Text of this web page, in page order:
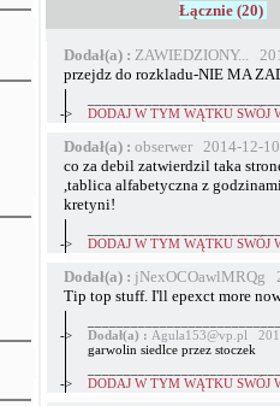
Łącznie (20)
Dodał(a) : ZAWIEDZIONY...
przejdz do rozkladu-NIE MA
->
DODAJ W TYM WĄTKU SWÓJ
Dodał(a) : obserwer 2014-12-
co za debil zatwierdzil taka
,tablica alfabetyczna z
kretyni!
->
DODAJ W TYM WĄTKU SWÓJ
Dodał(a) : jNexOCOawlMRQg
Tip top stuff. I'll epexct more
->
Dodał(a) : Agula153@vp.pl
garwolin siedlce przez stoczek
->
DODAJ W TYM WĄTKU SWÓJ